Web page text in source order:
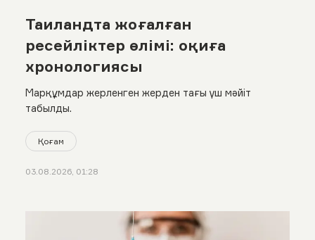
Таиландта жоғалған
ресейліктер өлімі: оқиға
хронологиясы
Марқұмдар жерленген жерден тағы үш мәйіт
табылды.
Қоғам
03.08.2026, 01:28